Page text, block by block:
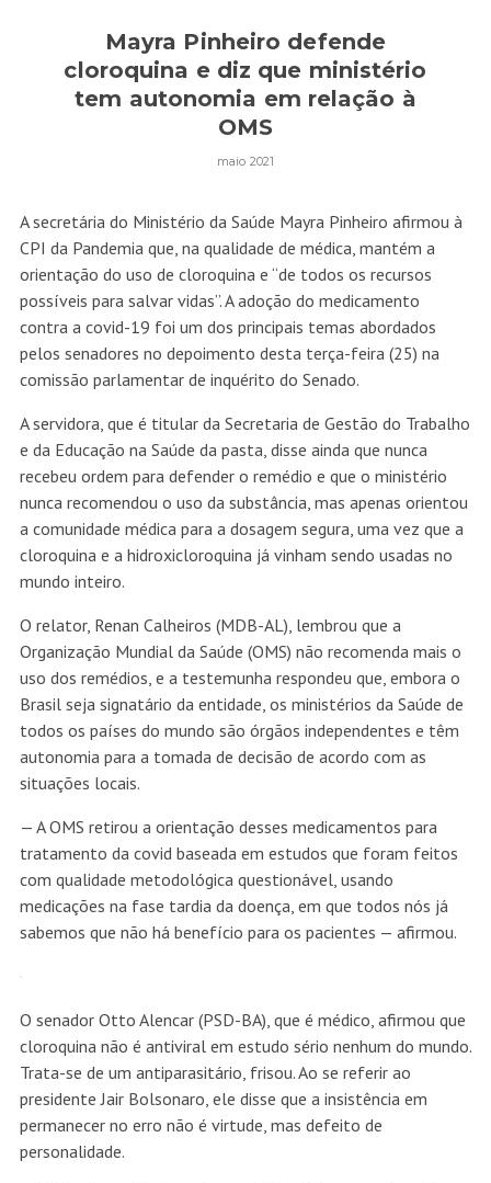
Mayra Pinheiro defende
cloroquina e diz que ministério
tem autonomia em relação à
OMS
maio 2021
A secretária do Ministério da Saúde Mayra Pinheiro afirmou à
CPI da Pandemia que, na qualidade de médica, mantém a
orientação do uso de cloroquina e “de todos os recursos
possíveis para salvar vidas”. A adoção do medicamento
contra a covid-19 foi um dos principais temas abordados
pelos senadores no depoimento desta terça-feira (25) na
comissão parlamentar de inquérito do Senado.
A servidora, que é titular da Secretaria de Gestão do Trabalho
e da Educação na Saúde da pasta, disse ainda que nunca
recebeu ordem para defender o remédio e que o ministério
nunca recomendou o uso da substância, mas apenas orientou
a comunidade médica para a dosagem segura, uma vez que a
cloroquina e a hidroxicloroquina já vinham sendo usadas no
mundo inteiro.
O relator, Renan Calheiros (MDB-AL), lembrou que a
Organização Mundial da Saúde (OMS) não recomenda mais o
uso dos remédios, e a testemunha respondeu que, embora o
Brasil seja signatário da entidade, os ministérios da Saúde de
todos os países do mundo são órgãos independentes e têm
autonomia para a tomada de decisão de acordo com as
situações locais.
— A OMS retirou a orientação desses medicamentos para
tratamento da covid baseada em estudos que foram feitos
com qualidade metodológica questionável, usando
medicações na fase tardia da doença, em que todos nós já
sabemos que não há benefício para os pacientes — afirmou.
O senador Otto Alencar (PSD-BA), que é médico, afirmou que
cloroquina não é antiviral em estudo sério nenhum do mundo.
Trata-se de um antiparasitário, frisou. Ao se referir ao
presidente Jair Bolsonaro, ele disse que a insistência em
permanecer no erro não é virtude, mas defeito de
personalidade.